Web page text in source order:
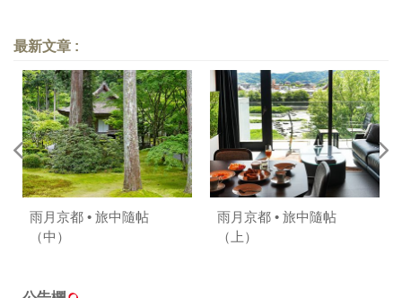
最新文章 :
雨月京都 • 旅中隨帖
（中）
雨月京都 • 旅中隨帖
（上）